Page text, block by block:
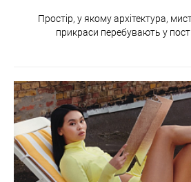
Простір, у якому архітектура,
прикраси перебувають у